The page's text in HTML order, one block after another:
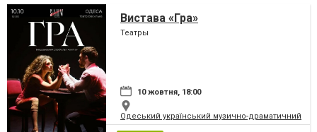
Вистава «Гра»
Театры
10 жовтня, 18:00
Одеський український музично-драматичний